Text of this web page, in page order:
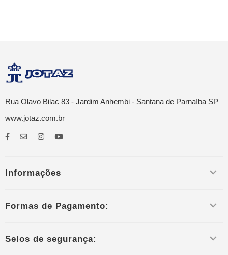
Rua Olavo Bilac 83 - Jardim Anhembi - Santana de Parnaíba SP
www.jotaz.com.br
Informações
Formas de Pagamento:
Selos de segurança: